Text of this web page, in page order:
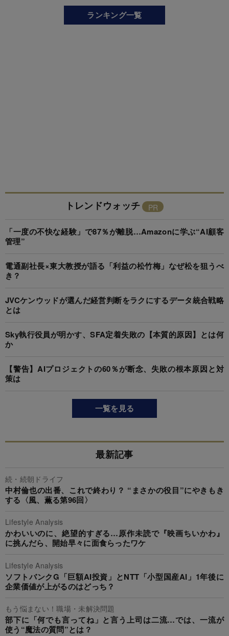
ランキング一覧
トレンドウォッチ
「一度の不快な経験」で87％が離脱…Amazonに学ぶ“AI顧客
管理”
電通副社長×東大教授が語る「利益の松竹梅」なぜ松を狙うべ
き？
JVCケンウッドが選んだ経営判断をラクにするデータ統合戦略
とは
Sky執行役員が明かす、SFA定着失敗の【本質的原因】とは何
か
【警告】AIプロジェクトの60％が断念、失敗の根本原因と対
策は
一覧を見る
最新記事
続・続朝ドライフ
中村倫也の出番、これで終わり？ “まさかの役目”にやきもき
する〈風、薫る第96回〉
Lifestyle Analysis
かわいいのに、絶望的すぎる…原作未読で『映画ちいかわ』
に挑んだら、開始早々に面食らったワケ
Lifestyle Analysis
ソフトバンクG「巨額AI投資」とNTT「小型国産AI」1年後に
企業価値が上がるのはどっち？
もう悩まない！職場・未解決問題
部下に「何でも言ってね」と言う上司は二流…では、一流が
使う“魔法の質問”とは？